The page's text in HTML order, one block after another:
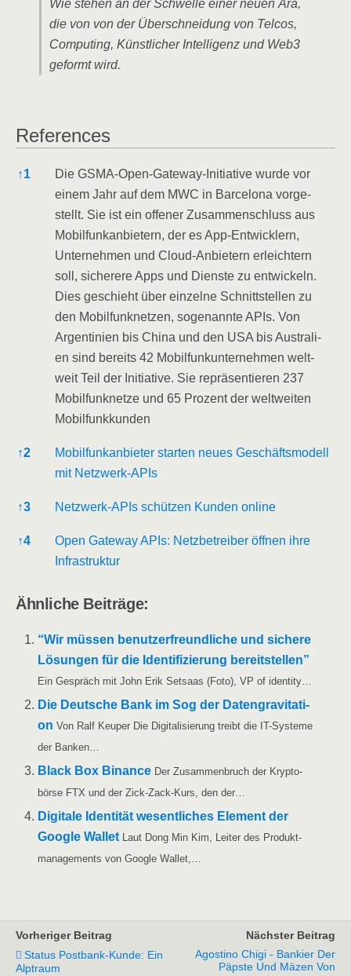
Wie ste­hen an der Schwel­le einer neu­en Ära,
die von von der Über­schnei­dung von Tel­cos,
Com­pu­ting, Künst­li­cher Intel­li­genz und Web3
geformt wird.
Refe­ren­ces
Refe­ren­ces
↑1
Die GSMA-Open-Gate­way-Initia­ti­ve wur­de vor
einem Jahr auf dem MWC in Bar­ce­lo­na vor­ge­
stellt. Sie ist ein offe­ner Zusam­men­schluss aus
Mobil­funk­an­bie­tern, der es App-Ent­wick­lern,
Unter­neh­men und Cloud-Anbie­tern erleich­tern
soll, siche­re­re Apps und Diens­te zu ent­wi­ckeln.
Dies geschieht über ein­zel­ne Schnitt­stel­len zu
den Mobil­funk­net­zen, soge­nann­te APIs. Von
Argen­ti­ni­en bis Chi­na und den USA bis Aus­tra­li­
en sind bereits 42 Mobil­funk­un­ter­neh­men welt­
weit Teil der Initia­ti­ve. Sie reprä­sen­tie­ren 237
Mobil­funk­net­ze und 65 Pro­zent der welt­wei­ten
Mobilfunkkunden
↑2
Mobil­funk­an­bie­ter star­ten neu­es Geschäfts­mo­dell
mit Netzwerk-APIs
↑3 Netz­werk-APIs schüt­zen Kun­den online
↑4
Open Gate­way APIs: Netz­be­trei­ber öff­nen ihre
Infrastruktur
Ähn­li­che Beiträge:
“Wir müs­sen benut­zer­freund­li­che und siche­re
Lösun­gen für die Iden­ti­fi­zie­rung bereit­stel­len”
Ein Gespräch mit John Erik Set­saas (Foto), VP of identity…
Die Deut­sche Bank im Sog der Daten­gra­vi­ta­ti­
on Von Ralf Keu­per Die Digi­ta­li­sie­rung treibt die IT-Sys­­te­­me
der Banken…
Black Box Binan­ce Der Zusam­men­bruch der Kryp­to­
bör­se FTX und der Zick-Zack-Kurs, den der…
Digi­ta­le Iden­ti­tät wesent­li­ches Ele­ment der
Goog­le Wal­let Laut Dong Min Kim, Lei­ter des Pro­dukt­
ma­nage­ments von Goog­le Wallet,…
Vorheriger Beitrag
Status Postbank-Kunde: Ein
Alptraum
Nächster Beitrag
Agostino Chigi - Bankier Der
Päpste Und Mäzen Von